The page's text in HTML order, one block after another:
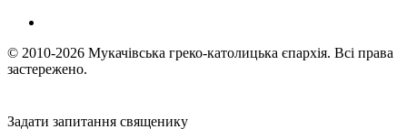
© 2010-2026 Мукачівська греко-католицька єпархія. Всі права
застережено.
Задати запитання священику